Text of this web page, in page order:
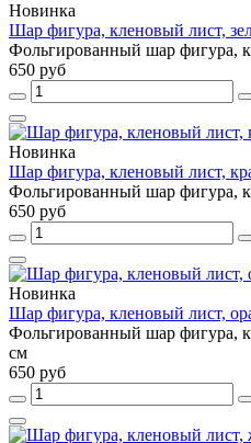
Новинка
Шар фигура, кленовый лист,
Фольгированный шар фигура,
650 руб
Новинка
Шар фигура, кленовый лист,
Фольгированный шар фигура,
650 руб
Новинка
Шар фигура, кленовый лист,
Фольгированный шар фигура,
см
650 руб